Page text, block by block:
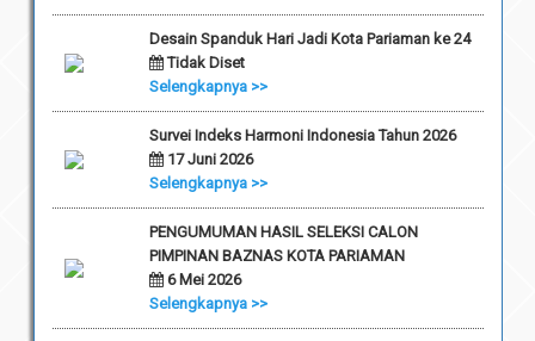
Desain Spanduk Hari Jadi Kota Pariaman ke 24
Tidak Diset
Selengkapnya >>
Survei Indeks Harmoni Indonesia Tahun 2026
17 Juni 2026
Selengkapnya >>
PENGUMUMAN HASIL SELEKSI CALON
PIMPINAN BAZNAS KOTA PARIAMAN
6 Mei 2026
Selengkapnya >>